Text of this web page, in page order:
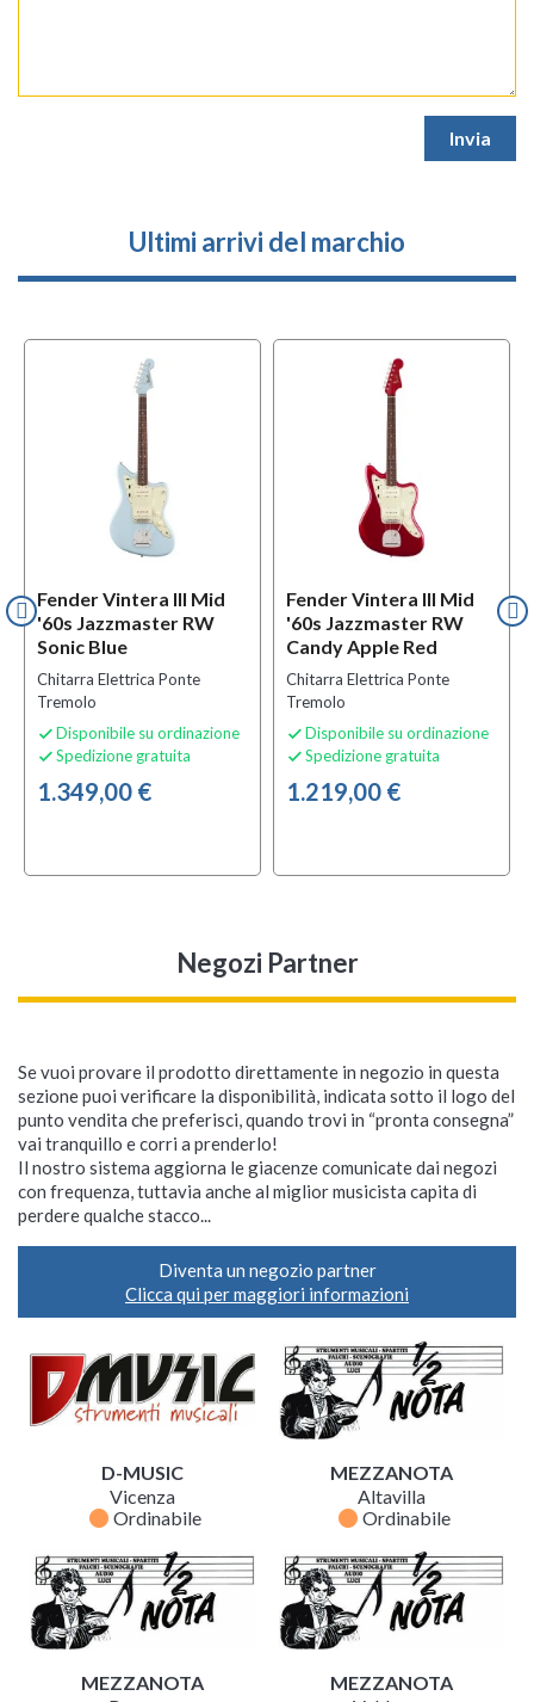
Ultimi arrivi del marchio
Fender Vintera III Mid
'60s Jazzmaster RW
Sonic Blue
Chitarra Elettrica Ponte
Tremolo
 Disponibile su ordinazione
 Spedizione gratuita
1.349,00 €
Fender Vintera III Mid
'60s Jazzmaster RW
Candy Apple Red
Chitarra Elettrica Ponte
Tremolo
 Disponibile su ordinazione
 Spedizione gratuita
1.219,00 €
Negozi Partner
Se vuoi provare il prodotto direttamente in negozio in questa
sezione puoi verificare la disponibilità, indicata sotto il logo del
punto vendita che preferisci, quando trovi in “pronta consegna”
vai tranquillo e corri a prenderlo!
Il nostro sistema aggiorna le giacenze comunicate dai negozi
con frequenza, tuttavia anche al miglior musicista capita di
perdere qualche stacco...
Diventa un negozio partner
Clicca qui per maggiori informazioni
D-MUSIC
Vicenza
fiber_manual_record Ordinabile
MEZZANOTA
Altavilla
fiber_manual_record Ordinabile
MEZZANOTA
MEZZANOTA